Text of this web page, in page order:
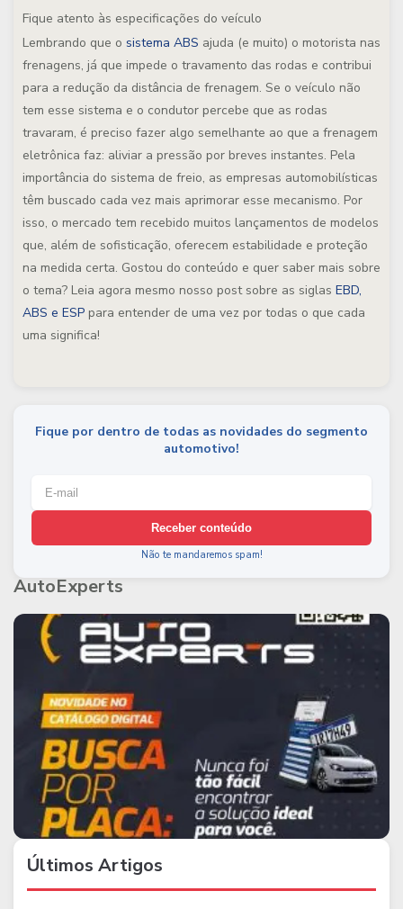
Fique atento às especificações do veículo
Lembrando que o sistema ABS ajuda (e muito) o motorista nas
frenagens, já que impede o travamento das rodas e contribui
para a redução da distância de frenagem. Se o veículo não
tem esse sistema e o condutor percebe que as rodas
travaram, é preciso fazer algo semelhante ao que a frenagem
eletrônica faz: aliviar a pressão por breves instantes. Pela
importância do sistema de freio, as empresas automobilísticas
têm buscado cada vez mais aprimorar esse mecanismo. Por
isso, o mercado tem recebido muitos lançamentos de modelos
que, além de sofisticação, oferecem estabilidade e proteção
na medida certa. Gostou do conteúdo e quer saber mais sobre
o tema? Leia agora mesmo nosso post sobre as siglas EBD,
ABS e ESP para entender de uma vez por todas o que cada
uma significa!
Fique por dentro de todas as novidades do segmento
automotivo!
Receber conteúdo
Não te mandaremos spam!
AutoExperts
Últimos Artigos